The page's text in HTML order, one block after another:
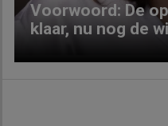
Voorwoord: De
klaar, nu nog de